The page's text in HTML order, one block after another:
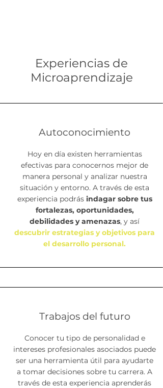
Experiencias de
Microaprendizaje
Autoconocimiento
Hoy en día existen herramientas
efectivas para conocernos mejor de
manera personal y analizar nuestra
situación y entorno. A través de esta
experiencia podrás indagar sobre tus
fortalezas, oportunidades,
debilidades y amenazas, y así
descubrir estrategias y objetivos para
el desarrollo personal.
Trabajos del futuro
Conocer tu tipo de personalidad e
intereses profesionales asociados puede
ser una herramienta útil para ayudarte
a tomar decisiones sobre tu carrera. A
través de esta experiencia aprenderás